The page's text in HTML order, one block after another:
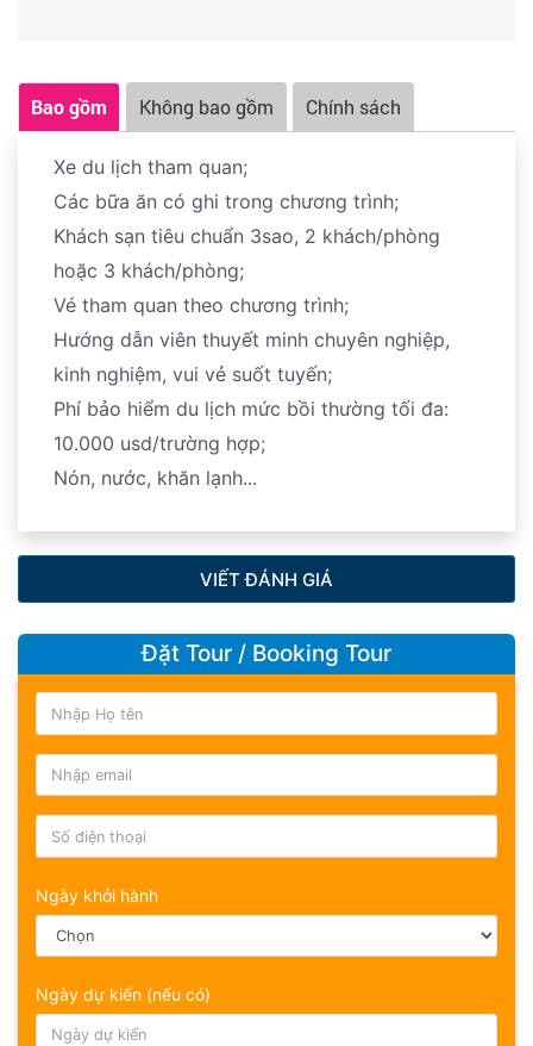
tour, các khoản bao gồm và không bao gồm được liệt kê
chi tiết trong chương trình trước khi quyết định đăng ký.
Chương trình có thể thay đổi thứ tự cho phù hợp với
tình hình thực tế của đoàn (thời tiết, thiên tai, dịch bệnh,
lễ hội tại các điểm đến, …vv…) nhưng vẫn đảm bảo đầy
đủ các điểm tham quan như chương trình đính kèm.
Trong trường hợp điểm tham quan bị đóng cửa do
nguyên nhân khách quan… Công ty sẽ thay thế bằng
điểm tham quan khác phù hợp
Bao gồm Không bao gồm Chính sách
Xe du lịch tham quan;
Các bữa ăn có ghi trong chương trình;
Khách sạn tiêu chuẩn 3sao, 2 khách/phòng
hoặc 3 khách/phòng;
Vé tham quan theo chương trình;
Hướng dẫn viên thuyết minh chuyên nghiệp,
kinh nghiệm, vui vẻ suốt tuyến;
Phí bảo hiểm du lịch mức bồi thường tối đa:
10.000 usd/trường hợp;
Nón, nước, khăn lạnh...
VIẾT ĐÁNH GIÁ
Đặt Tour / Booking Tour
Ngày khởi hành
Ngày dự kiến (nếu có)